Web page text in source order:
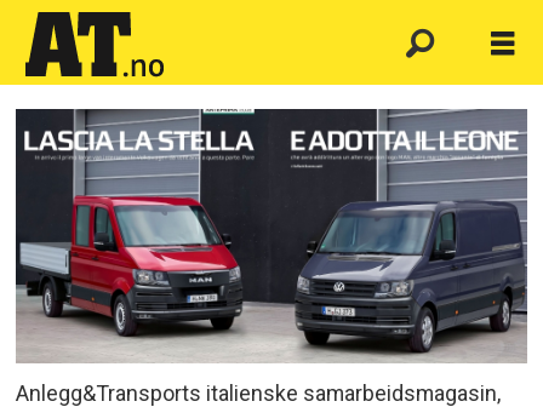
Anlegg&Transports italienske samarbeidsmagasin,